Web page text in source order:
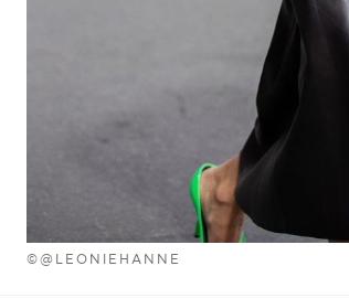
©@LEONIEHANNE